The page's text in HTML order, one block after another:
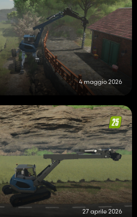
4 maggio 2026
27 aprile 2026